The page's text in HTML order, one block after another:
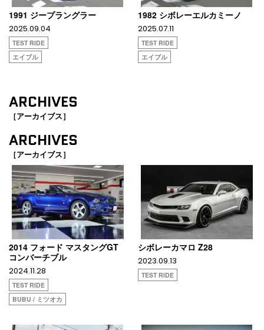
1991 ジープラングラー
2025.09.04
TEST RIDE
エイブル
1982 シボレーエルカミーノ
2025.07.11
TEST RIDE
エイブル
ARCHIVES
［アーカイブス］
ARCHIVES
［アーカイブス］
2014 フォード マスタングGT
コンバーチブル
2024.11.28
TEST RIDE
BUBU / ミツオカ
シボレーカマロ Z28
2023.09.13
TEST RIDE